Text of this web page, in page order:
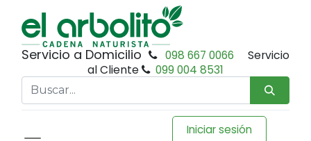
Servicio a Domicilio 098 667 0066
Servicio
al Cliente
099 004 8531
Iniciar sesión